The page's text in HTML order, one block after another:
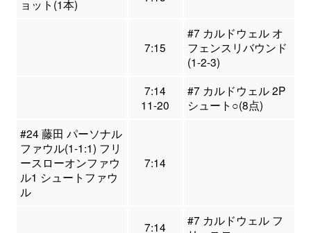
ョット(1本)
7:15
#7 カルドウェル オ
フェンスリバウンド
(1-2-3)
7:14
11-20
#7 カルドウェル 2P
シュート○(8点)
#24 藤田 パーソナル
ファウル(1-1:1) フリ
ースローオンファウ
ル1 シュートファウ
ル
7:14
7:14
#7 カルドウェル フ